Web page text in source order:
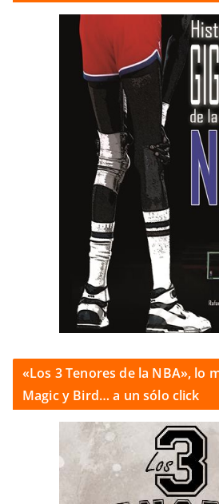
«Los 3 Tenores de la NBA», lo
Magic y Bird… a un sólo click